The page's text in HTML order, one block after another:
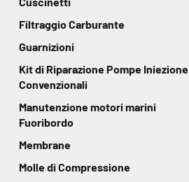
Filtraggio Carburante
Guarnizioni
Kit di Riparazione Pompe Iniezione
Convenzionali
Manutenzione motori marini
Fuoribordo
Membrane
Molle di Compressione